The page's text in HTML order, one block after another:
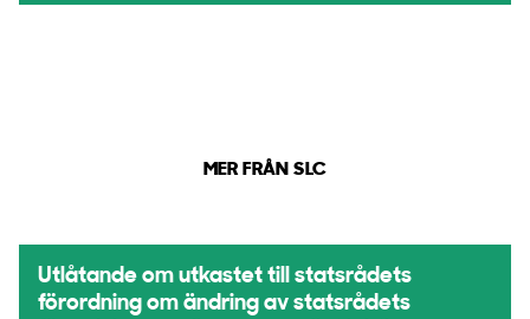
MER FRÅN SLC
Utlåtande om utkastet till statsrådets
förordning om ändring av statsrådets